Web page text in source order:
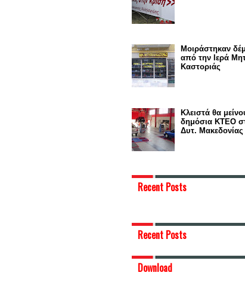
Μοιράστηκαν
από την Ιερά
Καστοριάς
Κλειστά θα
δημόσια ΚΤΕΟ
Δυτ. Μακεδονίας
Recent Posts
Recent Posts
Download